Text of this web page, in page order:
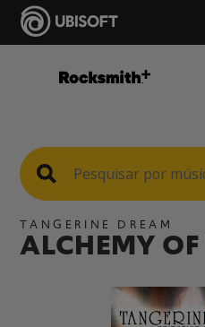
TANGERINE DREAM
ALCHEMY